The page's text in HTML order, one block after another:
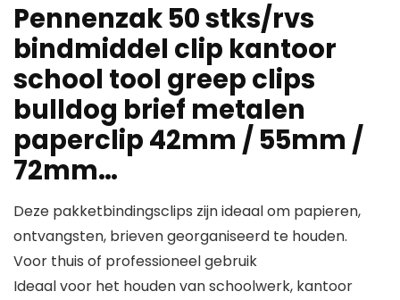
Pennenzak 50 stks/rvs
bindmiddel clip kantoor
school tool greep clips
bulldog brief metalen
paperclip 42mm / 55mm /
72mm…
Deze pakketbindingsclips zijn ideaal om papieren,
ontvangsten, brieven georganiseerd te houden.
Voor thuis of professioneel gebruik
Ideaal voor het houden van schoolwerk, kantoor